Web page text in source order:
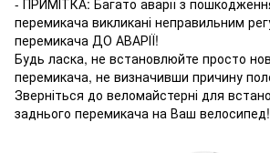
перемикача викликані неправильним
перемикача ДО АВАРІЇ!
Будь ласка, не встановлюйте просто
перемикача, не визначивши причину
Зверніться до веломайстерні для
заднього перемикача на Ваш